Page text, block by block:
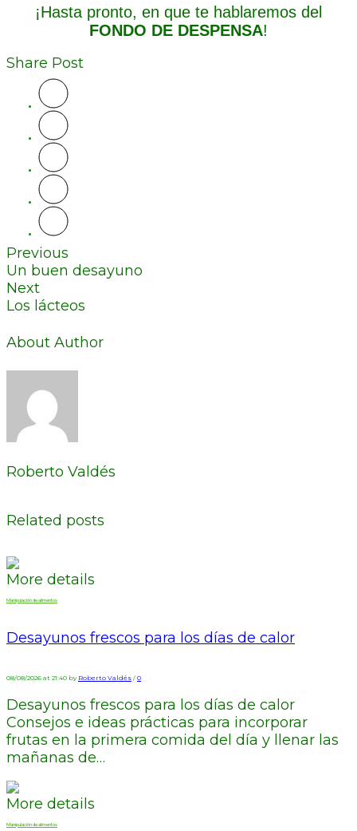
¡Hasta pronto, en que te hablaremos del
FONDO DE DESPENSA!
Share Post
Previous
Un buen desayuno
Next
Los lácteos
About Author
Roberto Valdés
Related posts
More details
Manipulación de alimentos
Desayunos frescos para los días de calor
08/08/2026 at 21:40 by Roberto Valdés / 0
Desayunos frescos para los días de calor
Consejos e ideas prácticas para incorporar
frutas en la primera comida del día y llenar las
mañanas de…
More details
Manipulación de alimentos